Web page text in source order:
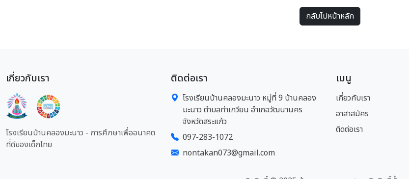
กลับไปหน้าหลัก
เกี่ยวกับเรา
โรงเรียนบ้านคลองมะนาว - การศึกษาเพื่ออนาคต
ที่ดีของเด็กไทย
ติดต่อเรา
โรงเรียนบ้านคลองมะนาว หมู่ที่ 9 บ้านคลอง
มะนาว ตำบลท่าเกวียน อำเภอวัฒนานคร
จังหวัดสระแก้ว
097-283-1072
nontakan073@gmail.com
เมนู
เกี่ยวกับเรา
อาสาสมัคร
ติดต่อเรา